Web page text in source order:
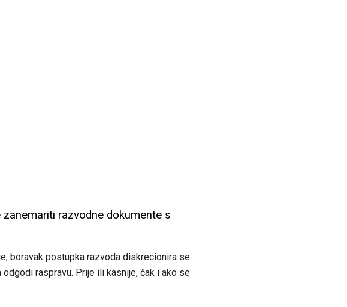
razvodne dokumente s
boravak postupka razvoda diskrecionira se
raspravu. Prije ili kasnije, čak i ako se